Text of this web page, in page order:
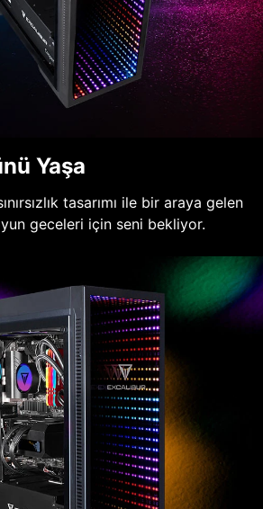
Yaşa
tasarımı ile bir araya gelen
geceleri için seni bekliyor.